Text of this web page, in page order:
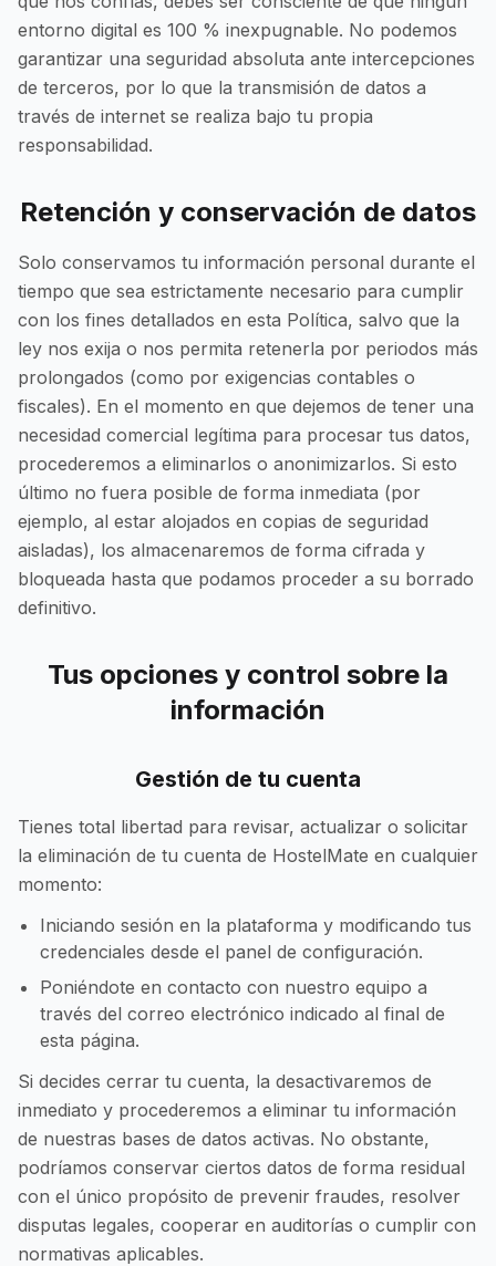
entorno digital es 100 % inexpugnable. No podemos
garantizar una seguridad absoluta ante intercepciones
de terceros, por lo que la transmisión de datos a
través de internet se realiza bajo tu propia
responsabilidad.
Retención y conservación de datos
Solo conservamos tu información personal durante el
tiempo que sea estrictamente necesario para cumplir
con los fines detallados en esta Política, salvo que la
ley nos exija o nos permita retenerla por periodos más
prolongados (como por exigencias contables o
fiscales). En el momento en que dejemos de tener una
necesidad comercial legítima para procesar tus datos,
procederemos a eliminarlos o anonimizarlos. Si esto
último no fuera posible de forma inmediata (por
ejemplo, al estar alojados en copias de seguridad
aisladas), los almacenaremos de forma cifrada y
bloqueada hasta que podamos proceder a su borrado
definitivo.
Tus opciones y control sobre la
información
Gestión de tu cuenta
Tienes total libertad para revisar, actualizar o solicitar
la eliminación de tu cuenta de HostelMate en cualquier
momento:
Iniciando sesión en la plataforma y modificando tus
credenciales desde el panel de configuración.
Poniéndote en contacto con nuestro equipo a
través del correo electrónico indicado al final de
esta página.
Si decides cerrar tu cuenta, la desactivaremos de
inmediato y procederemos a eliminar tu información
de nuestras bases de datos activas. No obstante,
podríamos conservar ciertos datos de forma residual
con el único propósito de prevenir fraudes, resolver
disputas legales, cooperar en auditorías o cumplir con
normativas aplicables.